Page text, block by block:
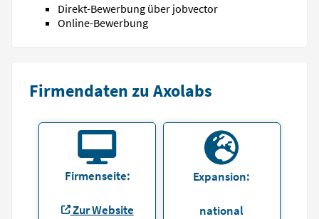
Direkt-Bewerbung über jobvector
Online-Bewerbung
Firmendaten zu Axolabs
Firmenseite:
Zur Website
Expansion:
national